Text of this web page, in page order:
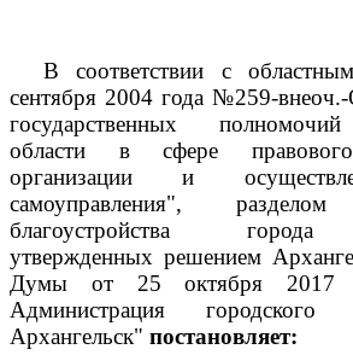
В соответствии с
сентября 2004 года №259-
государственных
области в сфере правового
организации и
самоуправления",
благоустройства города
утвержденных решением
Думы от 25 октября
Администрация
Архангельск" постановляет: